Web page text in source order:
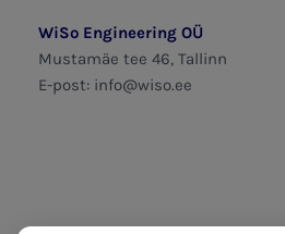
WiSo Engineering OÜ
Mustamäe tee 46, Tallinn
E-post: info@wiso.ee